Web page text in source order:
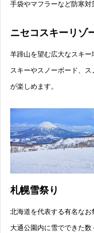
手袋やマフラーなど防寒対
ニセコスキーリゾ
羊蹄山を望む広大なスキー
スキーやスノーボード、
が楽しめます。
札幌雪祭り
北海道を代表する有名なお
大通公園内に雪でできた数